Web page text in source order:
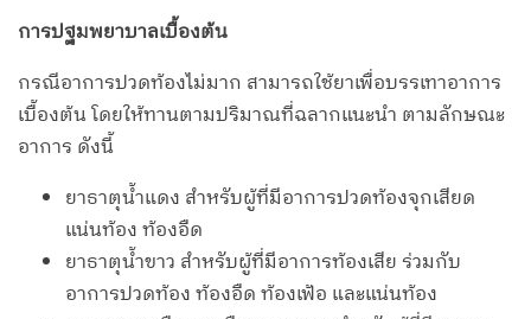
การปฐมพยาบาลเบื้องต้น
กรณีอาการปวดท้องไม่มาก สามารถใช้ยาเพื่อบรรเทาอาการ
เบื้องต้น โดยให้ทานตามปริมาณที่ฉลากแนะนำ ตามลักษณะ
อาการ ดังนี้
ยาธาตุน้ำแดง สำหรับผู้ที่มีอาการปวดท้องจุกเสียด
แน่นท้อง ท้องอืด
ยาธาตุน้ำขาว สำหรับผู้ที่มีอาการท้องเสีย ร่วมกับ
อาการปวดท้อง ท้องอืด ท้องเฟ้อ และแน่นท้อง